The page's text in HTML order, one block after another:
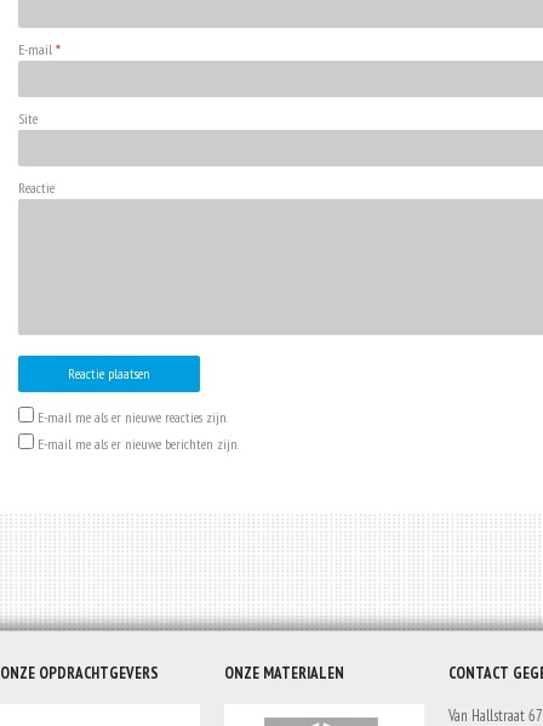
E-mail *
Site
Reactie
E-mail me als er nieuwe reacties zijn.
E-mail me als er nieuwe berichten zijn.
ONZE OPDRACHTGEVERS ONZE MATERIALEN CONTACT
Van Hallstraat 67